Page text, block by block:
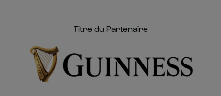
Titre du Partenaire